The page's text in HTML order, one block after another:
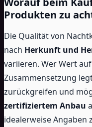
Produkten zu
Die Qualität von
nach Herkunft und
variieren. Wer Wert
Zusammensetzung
zurückgreifen und
zertifiziertem Anbau
idealerweise Angaben